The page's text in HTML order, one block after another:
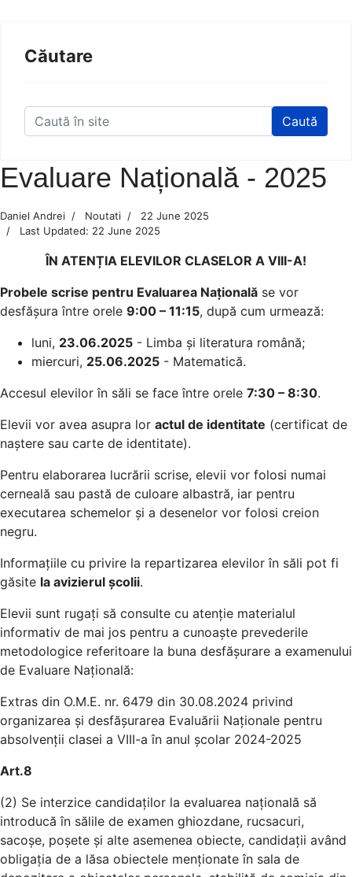
Căutare
Caută
Evaluare Națională - 2025
Daniel Andrei Noutati
22 June 2025
Last Updated: 22 June 2025
ÎN ATENȚIA ELEVILOR CLASELOR A VIII-A!
Probele scrise pentru Evaluarea Națională se vor
desfășura între orele 9:00 – 11:15, după cum urmează:
luni, 23.06.2025 - Limba și literatura română;
miercuri, 25.06.2025 - Matematică.
Accesul elevilor în săli se face între orele 7:30 – 8:30.
Elevii vor avea asupra lor actul de identitate (certificat de
naștere sau carte de identitate).
Pentru elaborarea lucrării scrise, elevii vor folosi numai
cerneală sau pastă de culoare albastră, iar pentru
executarea schemelor și a desenelor vor folosi creion
negru.
Informațiile cu privire la repartizarea elevilor în săli pot fi
găsite la avizierul școlii.
Elevii sunt rugați să consulte cu atenție materialul
informativ de mai jos pentru a cunoaște prevederile
metodologice referitoare la buna desfășurare a examenului
de Evaluare Națională:
Extras din O.M.E. nr. 6479 din 30.08.2024 privind
organizarea și desfășurarea Evaluării Naționale pentru
absolvenții clasei a VIII-a în anul școlar 2024-2025
Art.8
(2) Se interzice candidaților la evaluarea națională să
introducă în sălile de examen ghiozdane, rucsacuri,
sacoșe, poșete și alte asemenea obiecte, candidații având
obligația de a lăsa obiectele menționate în sala de